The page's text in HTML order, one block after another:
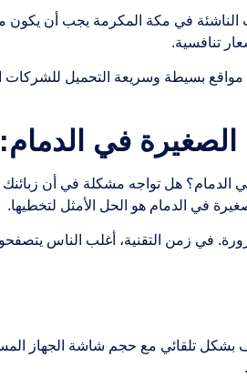
في مكة المكرمة يجب أن يكون
تنافسية.
بسيطة وسريعة التحميل للشركات
في الدمام:
هل تواجه مشكلة في أن زبائنك
في الدمام هو الحل الأمثل لتخطيها.
في زمن التقنية، أغلب الناس
تلقائي مع حجم شاشة الجهاز